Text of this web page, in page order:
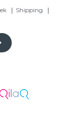
Shipping